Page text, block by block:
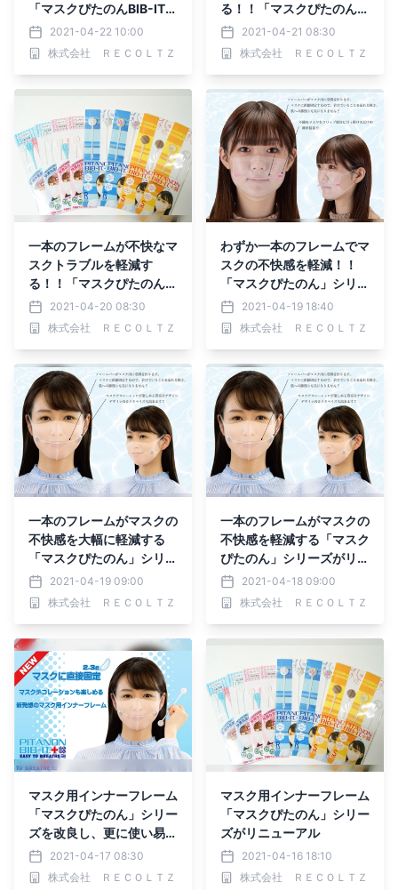
「マスクぴたのんBIB-IT.
+」24柄＋カスタマイズデ
ザインを発売
2021-04-22 10:00
株式会社 ＲＥＣＯＬＴＺ
る！！「マスクぴたのんBI
B-IT.+」24柄発売
2021-04-21 08:30
株式会社 ＲＥＣＯＬＴＺ
一本のフレームが不快なマ
スクトラブルを軽減す
る！！「マスクぴたのん」
シリーズをリニューアル販
売
2021-04-20 08:30
株式会社 ＲＥＣＯＬＴＺ
わずか一本のフレームでマ
スクの不快感を軽減！！
「マスクぴたのん」シリー
ズを改良2021-04-19 18:40
株式会社 ＲＥＣＯＬＴＺ
一本のフレームがマスクの
不快感を大幅に軽減する
「マスクぴたのん」シリー
ズを改良2021-04-19 09:00
株式会社 ＲＥＣＯＬＴＺ
一本のフレームがマスクの
不快感を軽減する「マスク
ぴたのん」シリーズがリニ
ューアル2021-04-18 09:00
株式会社 ＲＥＣＯＬＴＺ
マスク用インナーフレーム
「マスクぴたのん」シリー
ズを改良し、更に使い易く
リニューアル
2021-04-17 08:30
株式会社 ＲＥＣＯＬＴＺ
マスク用インナーフレーム
「マスクぴたのん」シリー
ズがリニューアル
2021-04-16 18:10
株式会社 ＲＥＣＯＬＴＺ